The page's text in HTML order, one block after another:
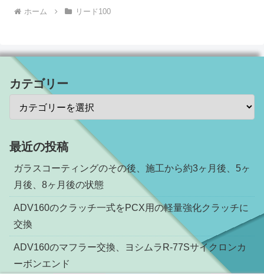
ホーム リード100
カテゴリー
最近の投稿
ガラスコーティングのその後、施工から約3ヶ月後、5ヶ
月後、8ヶ月後の状態
ADV160のクラッチ一式をPCX用の軽量強化クラッチに
交換
ADV160のマフラー交換、ヨシムラR-77Sサイクロンカ
ーボンエンド